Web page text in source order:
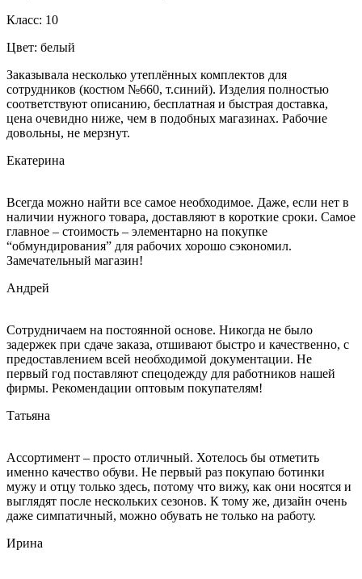
Класс: 10
Цвет: белый
Заказывала несколько утеплённых комплектов для
сотрудников (костюм №660, т.синий). Изделия полностью
соответствуют описанию, бесплатная и быстрая доставка,
цена очевидно ниже, чем в подобных магазинах. Рабочие
довольны, не мерзнут.
Екатерина
Всегда можно найти все самое необходимое. Даже, если нет в
наличии нужного товара, доставляют в короткие сроки. Самое
главное – стоимость – элементарно на покупке
“обмундирования” для рабочих хорошо сэкономил.
Замечательный магазин!
Андрей
Сотрудничаем на постоянной основе. Никогда не было
задержек при сдаче заказа, отшивают быстро и качественно, с
предоставлением всей необходимой документации. Не
первый год поставляют спецодежду для работников нашей
фирмы. Рекомендации оптовым покупателям!
Татьяна
Ассортимент – просто отличный. Хотелось бы отметить
именно качество обуви. Не первый раз покупаю ботинки
мужу и отцу только здесь, потому что вижу, как они носятся и
выглядят после нескольких сезонов. К тому же, дизайн очень
даже симпатичный, можно обувать не только на работу.
Ирина